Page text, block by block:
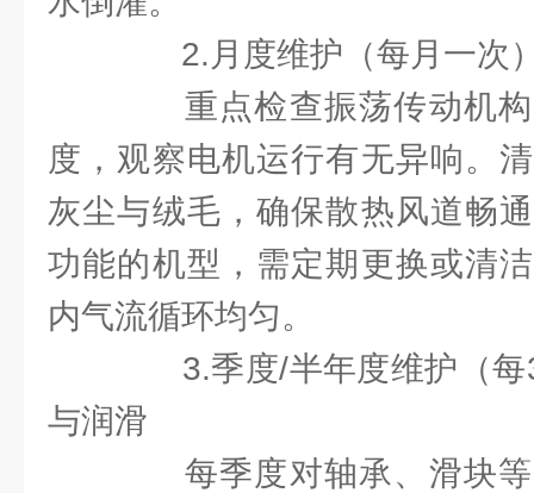
2.月度维护（每月一次
重点检查振荡传动机构
度，观察电机运行有无异响。
灰尘与绒毛，确保散热风道畅
功能的机型，需定期更换或清
内气流循环均匀。
3.季度/半年度维护（每
与润滑
每季度对轴承、滑块等